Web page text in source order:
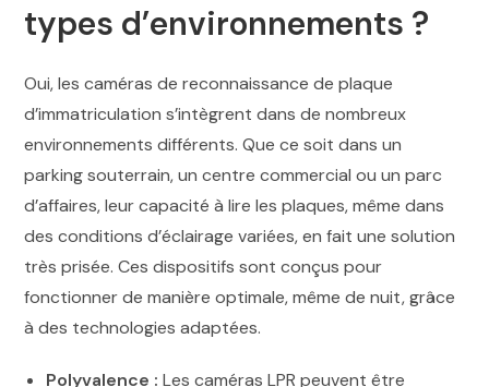
types d’environnements ?
Oui, les caméras de reconnaissance de plaque
d’immatriculation s’intègrent dans de nombreux
environnements différents. Que ce soit dans un
parking souterrain, un centre commercial ou un parc
d’affaires, leur capacité à lire les plaques, même dans
des conditions d’éclairage variées, en fait une solution
très prisée. Ces dispositifs sont conçus pour
fonctionner de manière optimale, même de nuit, grâce
à des technologies adaptées.
Polyvalence :Les caméras LPR peuvent être